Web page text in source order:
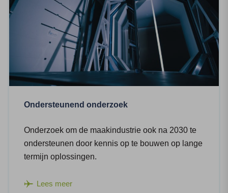
Ondersteunend onderzoek
Onderzoek om de maakindustrie ook na 2030 te
ondersteunen door kennis op te bouwen op lange
termijn oplossingen.
Lees meer